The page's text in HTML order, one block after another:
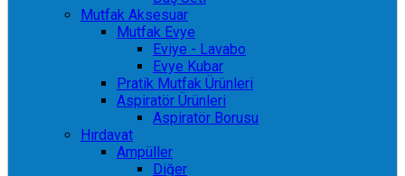
Mutfak Aksesuar
Mutfak Evye
Eviye - Lavabo
Evye Kubar
Pratik Mutfak Ürünleri
Aspiratör Ürünleri
Aspiratör Borusu
Hırdavat
Ampüller
Diğer